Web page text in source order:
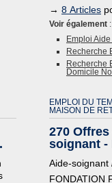
→ 8 Articles
Voir également :
Emploi
Recherche
Recherche
Domicile
EMPLOI DU
MAISON DE
270
soignant -
Aide-soignant
FONDATION